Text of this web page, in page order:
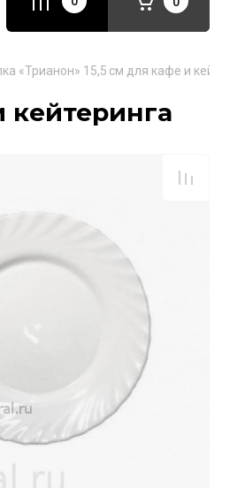
«Трианон» 15,5 см для кафе и
кейтеринга